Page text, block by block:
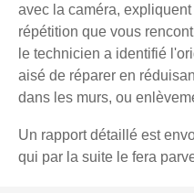
avec la caméra,
répétition que vous
le technicien a identifié
aisé de réparer en
dans les murs, ou
Un rapport détaillé est
qui par la suite le fera